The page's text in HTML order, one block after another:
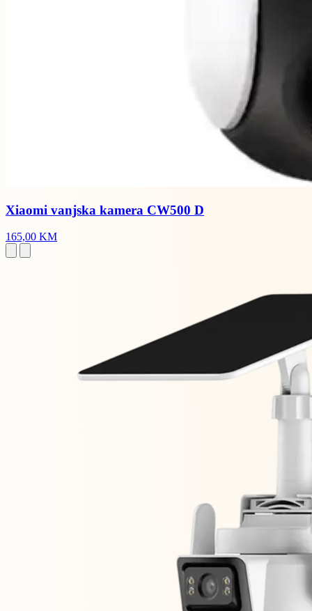
Xiaomi vanjska kamera CW500 D
165,00 KM